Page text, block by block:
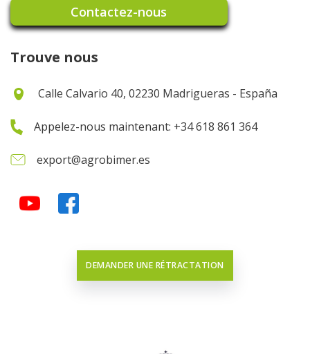
Contactez-nous
Trouve nous
Calle Calvario 40, 02230 Madrigueras - España
Appelez-nous maintenant: +34 618 861 364
export@agrobimer.es
DEMANDER UNE RÉTRACTATION